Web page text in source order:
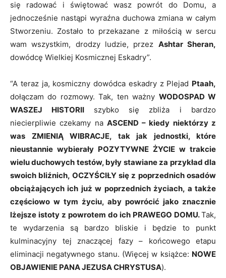
się radować i świętować wasz powrót do Domu, a
jednocześnie nastąpi wyraźna duchowa zmiana w całym
Stworzeniu. Zostało to przekazane z miłością w sercu
wam wszystkim, drodzy ludzie, przez Ashtar Sheran,
dowódcę Wielkiej Kosmicznej Eskadry”.
“A teraz ja, kosmiczny dowódca eskadry z Plejad Ptaah,
dołączam do rozmowy. Tak, ten ważny WODOSPAD W
WASZEJ HISTORII szybko się zbliża i bardzo
niecierpliwie czekamy na ASCEND–kiedy niektórzy z
was ZMIENIĄ WIBRACJE, tak jak jednostki, które
nieustannie wybierały POZYTYWNE ŻYCIE w trakcie
wielu duchowych testów, były stawiane za przykład dla
swoich bliźnich, OCZYŚCIŁY się z poprzednich osadów
obciążających ich już w poprzednich życiach, a także
częściowo w tym życiu, aby powrócić jako znacznie
lżejsze istoty z powrotem do ich PRAWEGO DOMU.Tak,
te wydarzenia są bardzo bliskie i będzie to punkt
kulminacyjny tej znaczącej fazy – końcowego etapu
eliminacji negatywnego stanu. (Więcej w książce: NOWE
OBJAWIENIE PANA JEZUSA CHRYSTUSA).